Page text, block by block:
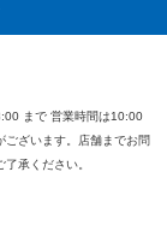
まで 営業時間は10:00
ございます。店舗までお問
承ください。